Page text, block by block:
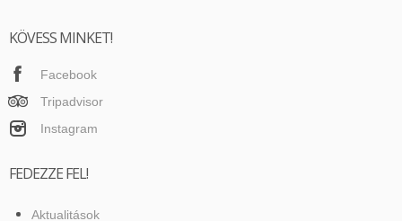
KÖVESS MINKET!
Facebook
Tripadvisor
Instagram
FEDEZZE FEL!
Aktualitások